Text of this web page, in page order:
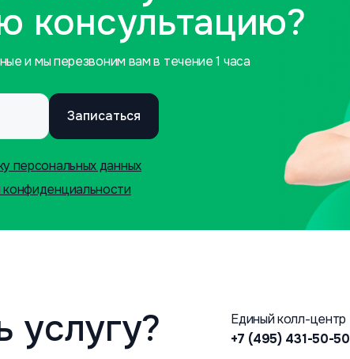
консультацию?
и мы перезвоним вам в течение 1 часа
Записаться
персональных данных
услугу?
Единый колл-центр
+7 (495) 431-50-50